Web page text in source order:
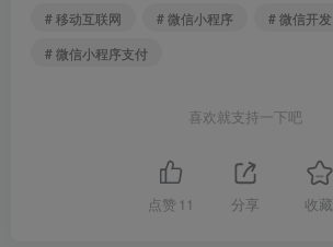
# 移动互联网
# 微信小程序 # 微信开发
# 微信小程序支付
喜欢就支持一下吧
点赞 11 分享 收藏